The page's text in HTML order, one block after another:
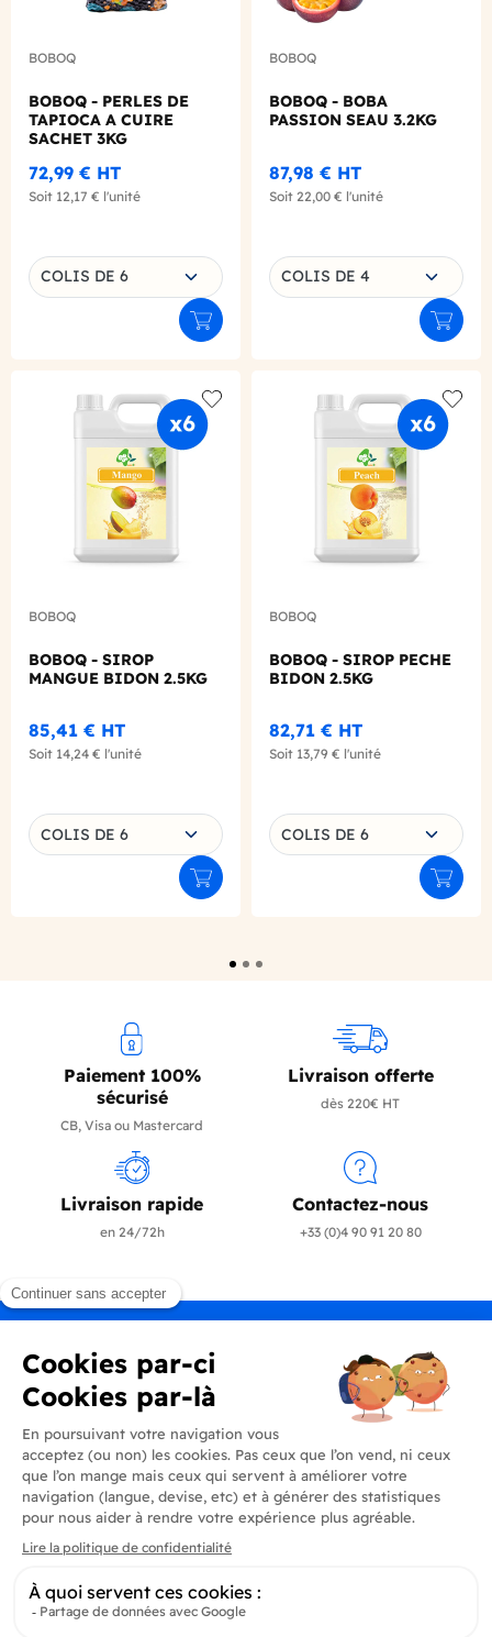
BOBOQ
BOBOQ - PERLES DE
TAPIOCA A CUIRE
SACHET 3KG
72,99 € HT
Soit 12,17 € l'unité
Choisissez une déclinaison
COLIS DE 6
Ajouter au panier
BOBOQ
BOBOQ - BOBA
PASSION SEAU 3.2KG
87,98 € HT
Soit 22,00 € l'unité
Choisissez une déclinaison
COLIS DE 4
Add to wishlist
BOBOQ
BOBOQ - SIROP
MANGUE BIDON 2.5KG
85,41 € HT
Soit 14,24 € l'unité
Choisissez une déclinaison
COLIS DE 6
Ajouter au panier
Add
BOBOQ
BOBOQ - SIROP PECHE
BIDON 2.5KG
82,71 € HT
Soit 13,79 € l'unité
Choisissez une déclinaison
COLIS DE 6
Paiement 100%
sécurisé
CB, Visa ou Mastercard
Livraison offerte
dès 220€ HT
Livraison rapide
en 24/72h
Contactez-nous
+33 (0)4 90 91 20 80
Produits